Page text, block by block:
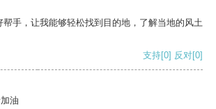
帮手，让我能够轻松找到目的地，了解当地的风土
支持[0] 反对[0]
油